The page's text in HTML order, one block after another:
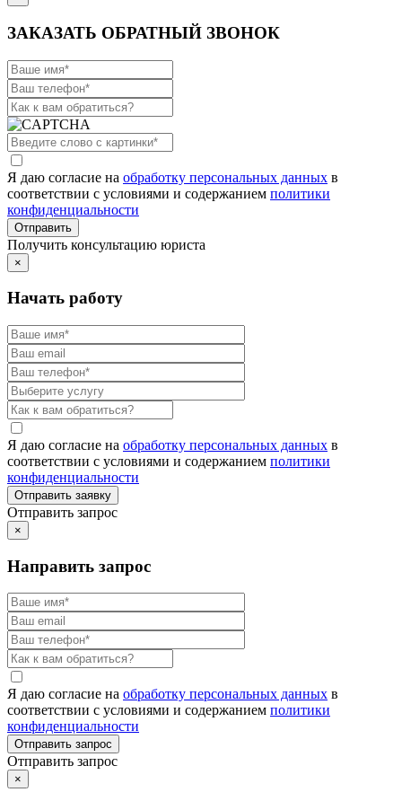
ЗАКАЗАТЬ ОБРАТНЫЙ ЗВОНОК
Я даю согласие на обработку персональных данных в
соответствии с условиями и содержанием политики
конфиденциальности
Получить консультацию юриста
×
Начать работу
Я даю согласие на обработку персональных данных в
соответствии с условиями и содержанием политики
конфиденциальности
Отправить запрос
×
Направить запрос
Я даю согласие на обработку персональных данных в
соответствии с условиями и содержанием политики
конфиденциальности
Отправить запрос
×